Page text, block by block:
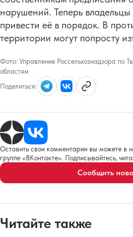
нарушений. Теперь
привести её в порядок. В
территории могут попросту
Фото: Управление Россельхознадзора по
областям
Поделиться:
Оставить свои комментарии вы можете в
группе «ВКонтакте». Подписывайтесь,
Сообщить
Читайте также